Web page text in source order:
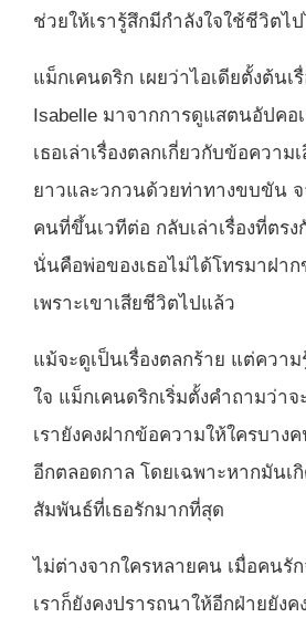
ช่วยให้เรารู้สึกมีกำลังใจใช้ชีวิตไ
แม็กเคนดริก เผยว่าไอเดียตั้งต้นเ
Isabelle มาจากการดูแสตนอัปคอ
เธอเล่าเรื่องตลกเกี่ยวกับข้อความ
ยาวและวกวนด้วยท่าทางขบขัน
คนที่ขึ้นเวทีต่อ กลับเล่าเรื่องที่ตร
นั่นคือพ่อของเธอไม่ได้โทรมาฝาก
เพราะเขาเสียชีวิตไปแล้ว
แม้จะดูเป็นเรื่องตลกร้าย แต่ควา
ใจ แม็กเคนดริกเริ่มตั้งคำถามว่าจ
เรายังคงฝากข้อความให้ใครบา
อีกตลอดกาล โดยเฉพาะหากมันเ
สัมพันธ์ที่เธอรักมากที่สุด
ไม่ต่างจากใครหลายคน เมื่อคนรั
เราก็ยังคงปรารถนาให้อีกฝ่ายยังค